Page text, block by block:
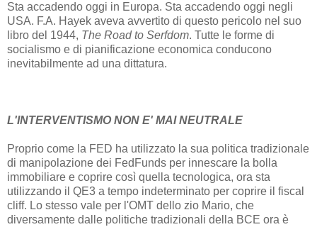
Sta accadendo oggi in Europa. Sta accadendo oggi negli
USA. F.A. Hayek aveva avvertito di questo pericolo nel suo
libro del 1944, The Road to Serfdom. Tutte le forme di
socialismo e di pianificazione economica conducono
inevitabilmente ad una dittatura.
L'INTERVENTISMO NON E' MAI NEUTRALE
Proprio come la FED ha utilizzato la sua politica tradizionale
di manipolazione dei FedFunds per innescare la bolla
immobiliare e coprire così quella tecnologica, ora sta
utilizzando il QE3 a tempo indeterminato per coprire il fiscal
cliff. Lo stesso vale per l'OMT dello zio Mario, che
diversamente dalle politiche tradizionali della BCE ora è